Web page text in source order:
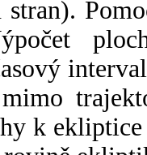
stran).
k